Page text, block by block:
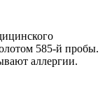
585-й пробы.
аллергии.